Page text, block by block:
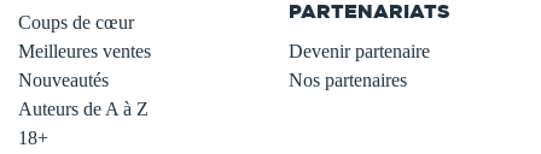
Coups de cœur
Meilleures ventes
Nouveautés
Auteurs de A à Z
18+
PARTENARIATS
Devenir partenaire
Nos partenaires